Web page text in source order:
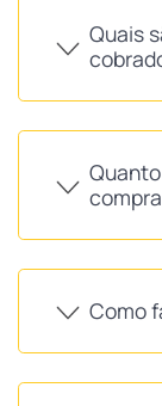
Quais
Como